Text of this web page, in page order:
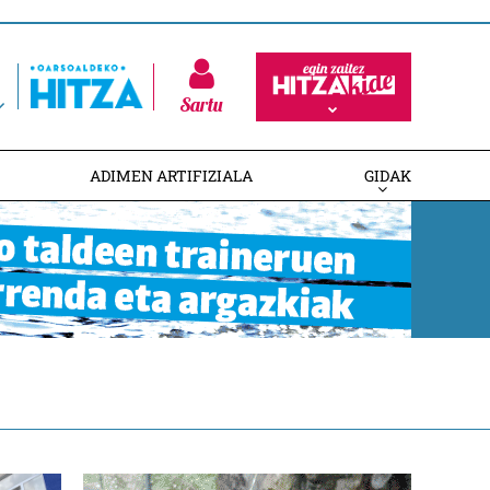
Sartu
ADIMEN ARTIFIZIALA GIDAK